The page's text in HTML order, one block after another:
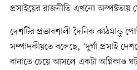
প্রসাইয়ের রাজনীতি এখনো
দেশটির প্রভাবশালী দৈনিক কাঠমান্ডু
সম্পাদকীয়তে বলেছে, ‘দুর্গা প্রসাই
বানাতে চেয়ে আসলে একটা অগ্নিকাণ্ড